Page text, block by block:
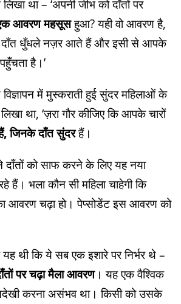
था – ‘अपनी जीभ को दाँतों पर
आवरण महसूसहुआ? यही वो आवरण है,
धुँधले नज़र आते हैं और इसी से आपके
है।’
में मुस्कराती हुई सुंदर महिलाओं के
था, ‘ज़रा गौर कीजिए कि आपके चारों
जिनके दाँत सुंदरहैं।
को साफ करने के लिए यह नया
हैं। भला कौन सी महिला चाहेगी कि
आवरण चढ़ा हो। पेप्सोडेंट इस आवरण को
यह थी कि ये सब एक इशारे पर निर्भर थे –
पर चढ़ा मैला आवरण। यह एक वैश्विक
करना असंभव था। किसी को उसके